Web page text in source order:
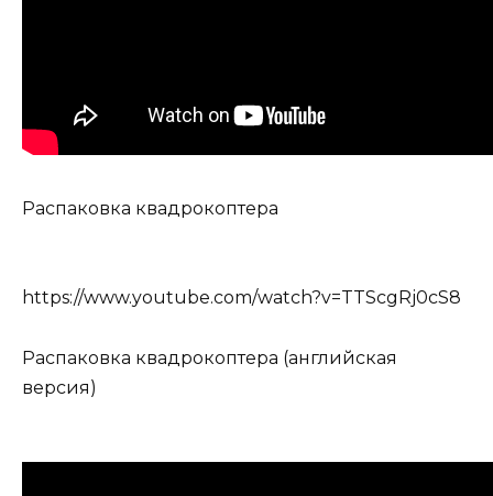
Распаковка квадрокоптера
https://www.youtube.com/watch?v=TTScgRj0cS8
Распаковка квадрокоптера (английская
версия)